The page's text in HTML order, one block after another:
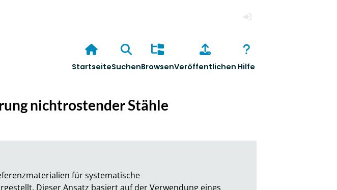
StartseiteSuchenBrowsenVeröffentlichen Hilfe
nichtrostender Stähle
für systematische
Dieser Ansatz basiert auf der Verwendung eines